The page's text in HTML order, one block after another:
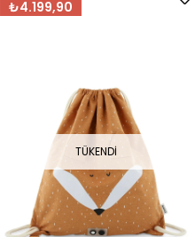
₺4.199,90
TÜKENDI